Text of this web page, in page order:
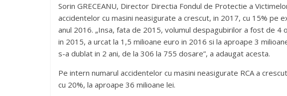
Sorin GRECEANU, Director Directia Fondul de Protectie a
accidentelor cu masini neasigurate a crescut, in 2017, cu 15% pe
anul 2016. „Insa, fata de 2015, volumul despagubirilor a fost de 4
in 2015, a urcat la 1,5 milioane euro in 2016 si la aproape 3
s-a dublat in 2 ani, de la 306 la 755 dosare”, a adaugat acesta.
Pe intern numarul accidentelor cu masini neasigurate RCA a
cu 20%, la aproape 36 milioane lei.